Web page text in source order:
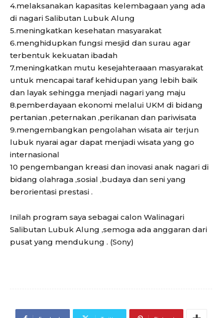
4.melaksanakan kapasitas kelembagaan yang ada
di nagari Salibutan Lubuk Alung
5.meningkatkan kesehatan masyarakat
6.menghidupkan fungsi mesjid dan surau agar
terbentuk kekuatan ibadah
7.meningkatkan mutu kesejahteraaan masyarakat
untuk mencapai taraf kehidupan yang lebih baik
dan layak sehingga menjadi nagari yang maju
8.pemberdayaan ekonomi melalui UKM di bidang
pertanian ,peternakan ,perikanan dan pariwisata
9.mengembangkan pengolahan wisata air terjun
lubuk nyarai agar dapat menjadi wisata yang go
internasional
10 pengembangan kreasi dan inovasi anak nagari di
bidang olahraga ,sosial ,budaya dan seni yang
berorientasi prestasi .
Inilah program saya sebagai calon Walinagari
Salibutan Lubuk Alung ,semoga ada anggaran dari
pusat yang mendukung . (Sony)